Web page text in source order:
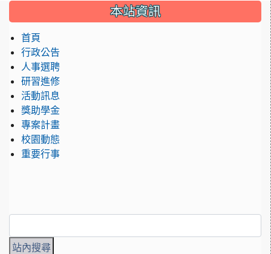
::: 本站資訊
首頁
行政公告
人事選聘
研習進修
活動訊息
獎助學金
專案計畫
校園動態
重要行事